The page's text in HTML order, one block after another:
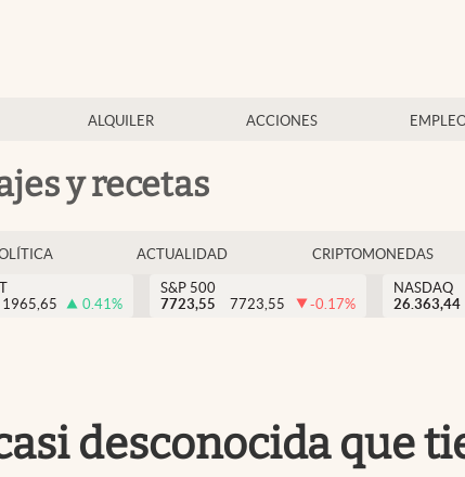
ALQUILER ACCIONES
y recetas
ACTUALIDAD CRIPTOMONEDAS
1965,65 0.41%
S&P 500
7723,55
7723,55 -0.17%
NASDAQ
26.363,44
desconocida que